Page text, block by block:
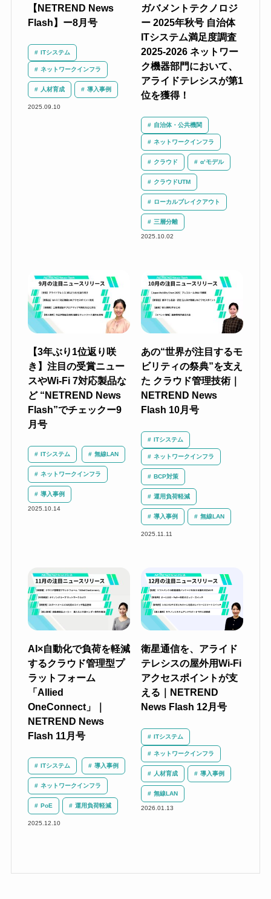
【NETREND News
Flash】ー8月号
ITシステム
ネットワークインフラ
人材育成 導入事例
2025.09.10
ガバメントテクノロジ
ー 2025年秋号 自治体
ITシステム満足度調査
2025-2026 ネットワー
ク機器部門において、
アライドテレシスが第1
位を獲得！
自治体・公共機関
ネットワークインフラ
クラウド α’モデル
クラウドUTM
ローカルブレイクアウト
三層分離
2025.10.02
【3年ぶり1位返り咲
き】注目の受賞ニュー
スやWi-Fi 7対応製品な
ど “NETREND News
Flash”でチェックー9
月号
ITシステム 無線LAN
ネットワークインフラ
導入事例
2025.10.14
あの“世界が注目するモ
ビリティの祭典”を支え
た クラウド管理技術｜
NETREND News
Flash 10月号
ITシステム
ネットワークインフラ
BCP対策
運用負荷軽減
導入事例 無線LAN
2025.11.11
AI×自動化で負荷を軽減
するクラウド管理型プ
ラットフォーム
「Allied
OneConnect」｜
NETREND News
Flash 11月号
ITシステム 導入事例
ネットワークインフラ
PoE 運用負荷軽減
2025.12.10
衛星通信を、アライド
テレシスの屋外用Wi-Fi
アクセスポイントが支
える｜NETREND
News Flash 12月号
ITシステム
ネットワークインフラ
人材育成 導入事例
無線LAN
2026.01.13